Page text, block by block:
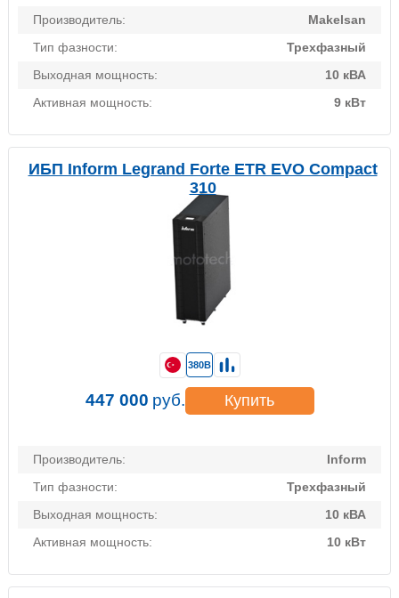
Производитель:
Makelsan
Тип фазности:
Трехфазный
Выходная мощность:
10 кВА
Активная мощность:
9 кВт
ИБП Inform Legrand Forte ETR EVO Compact
310
Производитель:
Inform
Тип фазности:
Трехфазный
Выходная мощность:
10 кВА
Активная мощность:
10 кВт
380В
447 000 руб. Купить